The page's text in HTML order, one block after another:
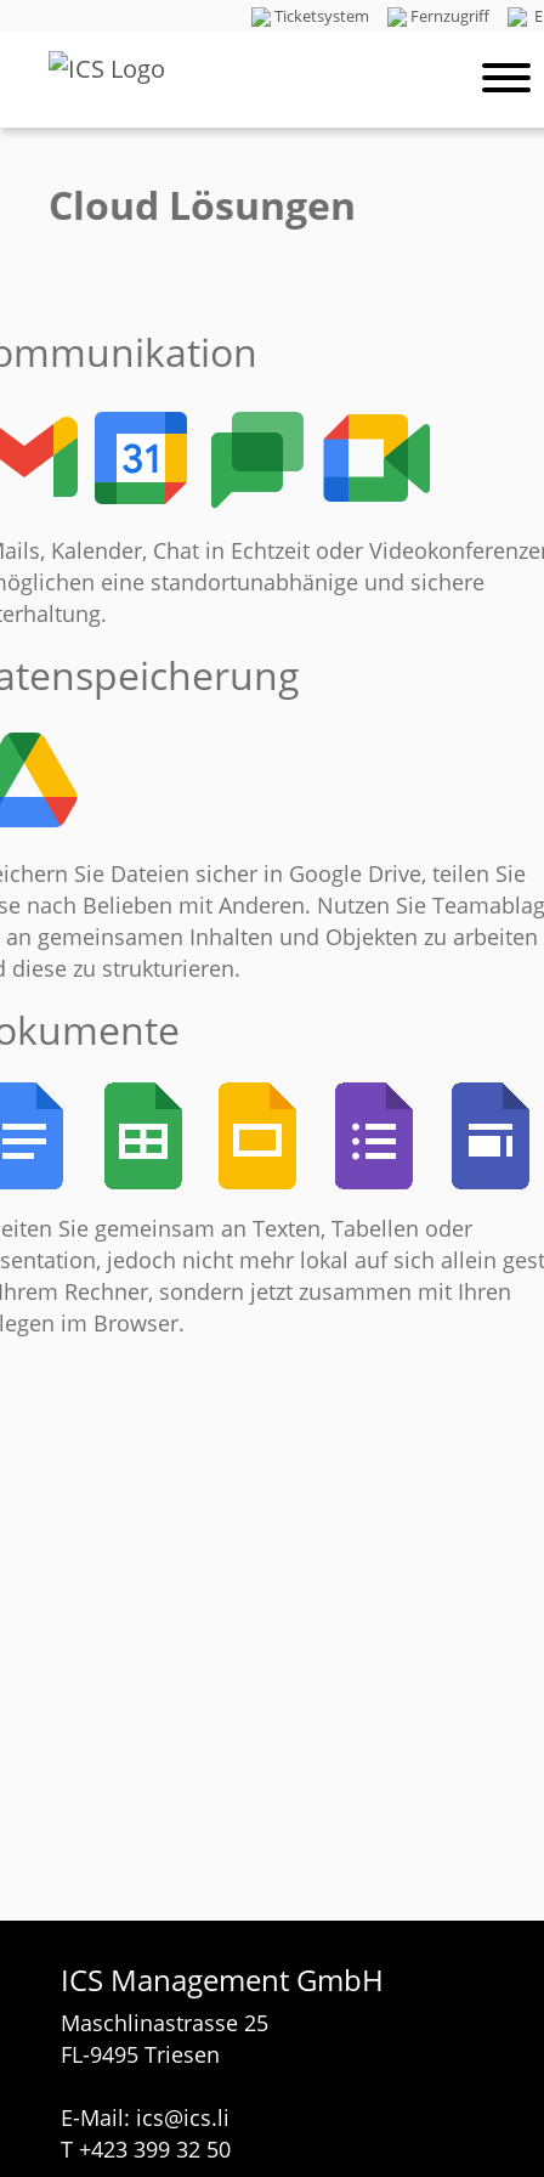
Ticketsystem Fernzugriff
Cloud Lösungen
Kalender, Chat in Echtzeit oder
eine standortunabhänige und sichere
Sie Dateien sicher in Google Drive, teilen Sie
nach Belieben mit Anderen. Nutzen Sie
gemeinsamen Inhalten und Objekten zu arbeiten
diese zu strukturieren.
Sie gemeinsam an Texten, Tabellen oder
jedoch nicht mehr lokal auf sich allein
Rechner, sondern jetzt zusammen mit Ihren
im Browser.
ICS Management GmbH
Maschlinastrasse 25
FL-9495 Triesen
E-Mail: ics@ics.li
T +423 399 32 50